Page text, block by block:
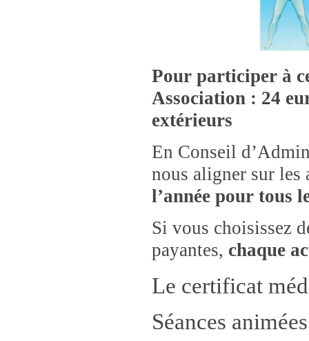
Pour participer à
Association : 24
extérieurs
En Conseil
nous aligner sur les
l’année pour tous
Si vous choisissez
payantes, chaque
Le certificat
Séances